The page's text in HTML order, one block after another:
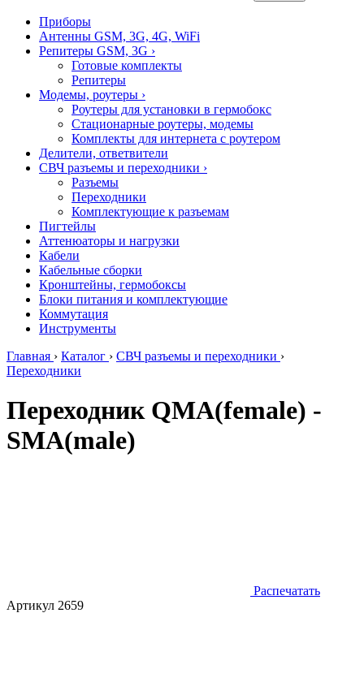
Приборы
Антенны GSM, 3G, 4G, WiFi
Репитеры GSM, 3G ›
Готовые комплекты
Репитеры
Модемы, роутеры ›
Роутеры для установки в гермобокс
Стационарные роутеры, модемы
Комплекты для интернета с роутером
Делители, ответвители
СВЧ разъемы и переходники ›
Разъемы
Переходники
Комплектующие к разъемам
Пигтейлы
Аттенюаторы и нагрузки
Кабели
Кабельные сборки
Кронштейны, гермобоксы
Блоки питания и комплектующие
Коммутация
Инструменты
Главная › Каталог › СВЧ разъемы и переходники ›
Переходники
Переходник QMA(female) -
SMA(male)
Распечатать
Артикул 2659